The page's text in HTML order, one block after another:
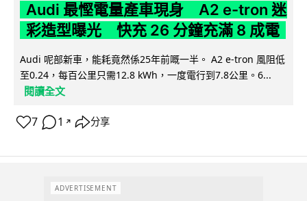
Audi 最慳電量產車現身 A2 e-tron 迷
彩造型曝光 快充 26 分鐘充滿 8 成電
Audi 呢部新車，能耗竟然係25年前嘅一半。 A2 e-tron 風阻低
至0.24，每百公里只需12.8 kWh，一度電行到7.8公里。6...
閱讀全文
7 1 ↗ 分享
ADVERTISEMENT